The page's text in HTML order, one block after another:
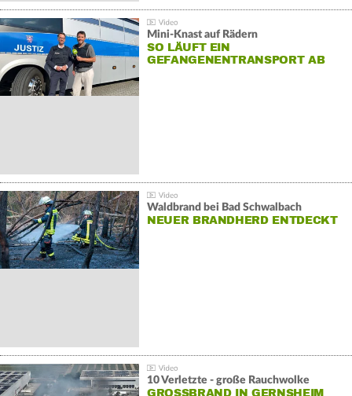
Mini-Knast auf Rädern
SO LÄUFT EIN
GEFANGENENTRANSPORT AB
Waldbrand bei Bad Schwalbach
NEUER BRANDHERD ENTDECKT
10 Verletzte - große Rauchwolke